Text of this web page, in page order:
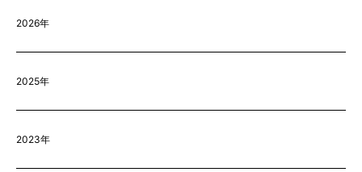
2026年
2025年
2023年